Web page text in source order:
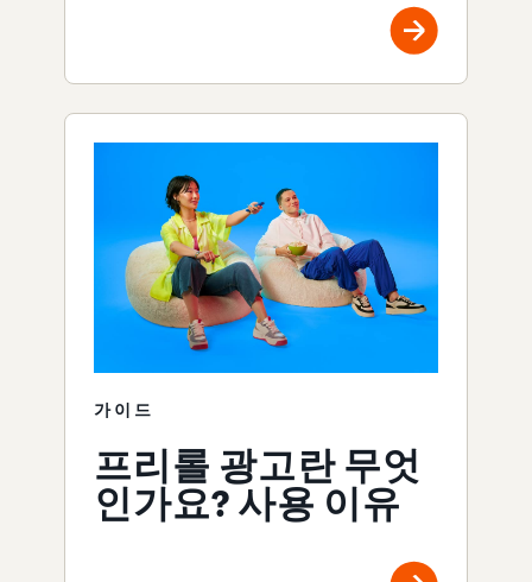
가이드
프리롤 광고란 무엇
인가요? 사용 이유